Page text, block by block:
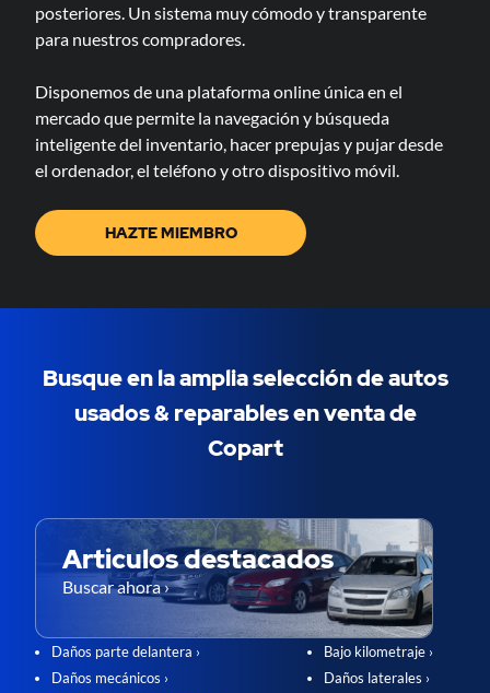
posteriores. Un sistema muy cómodo y transparente
para nuestros compradores.
Disponemos de una plataforma online única en el
mercado que permite la navegación y búsqueda
inteligente del inventario, hacer prepujas y pujar desde
el ordenador, el teléfono y otro dispositivo móvil.
HAZTE MIEMBRO
Busque en la amplia selección de autos
usados & ​​reparables en venta de
Copart
Articulos destacados
Buscar ahora ›
Daños parte delantera ›
Daños mecánicos ›
Bajo kilometraje ›
Daños laterales ›